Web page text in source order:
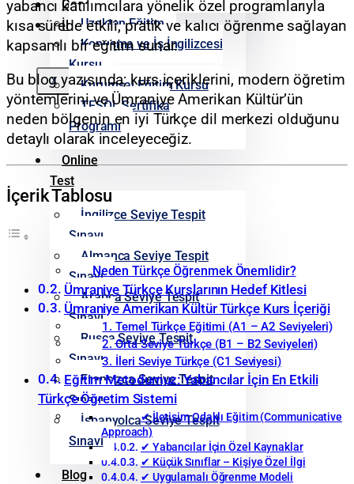
Google Yorumlarımız
İletişim
X
Uzaktan Eğitim
Konuşma ve İş İngilizcesi
Kursu
Kurumsal Eğitim Kursu
TESOL Sertifika
Programı
Online
Test
İngilizce Seviye Tespit
Sınavı
Almanca Seviye Tespit
Sınavı
Arapça Seviye Tespit
Sınavı
Rusça Seviye Tespit
Sınavı
Fransızca Seviye Tespit
Sınavı
İspanyolca Seviye Tespit
Sınavı
Blog
yabancı katılımcılara yönelik özel programlarıyla
kısa sürede etkili, pratik ve kalıcı öğrenme sağlayan
kapsamlı bir eğitim sunar.
Bu blog yazısında; kurs içeriklerini, modern öğretim
yöntemlerini ve Ümraniye Amerikan Kültür’ün
neden bölgenin en iyi Türkçe dil merkezi olduğunu
detaylı olarak inceleyeceğiz.
İçerik Tablosu
Neden Türkçe Öğrenmek Önemlidir?
Ümraniye Türkçe Kurslarının Hedef Kitlesi
Ümraniye Amerikan Kültür Türkçe Kurs İçeriği
1. Temel Türkçe Eğitimi (A1 – A2 Seviyeleri)
2. Orta Seviye Türkçe (B1 – B2 Seviyeleri)
3. İleri Seviye Türkçe (C1 Seviyesi)
Eğitim Metodumuz: Yabancılar İçin En Etkili
Türkçe Öğretim Sistemi
✔ İletişim Odaklı Eğitim (Communicative
Approach)
✔ Yabancılar İçin Özel Kaynaklar
✔ Küçük Sınıflar – Kişiye Özel İlgi
✔ Uygulamalı Öğrenme Modeli